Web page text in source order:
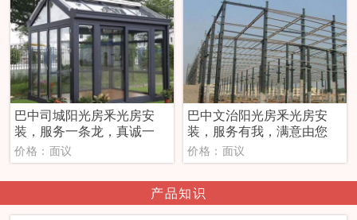
巴中司城阳光房釆光房安
装，服务一条龙，真诚一
价格：面议
巴中文治阳光房釆光房安
装，服务有我，满意由您
价格：面议
产品知识